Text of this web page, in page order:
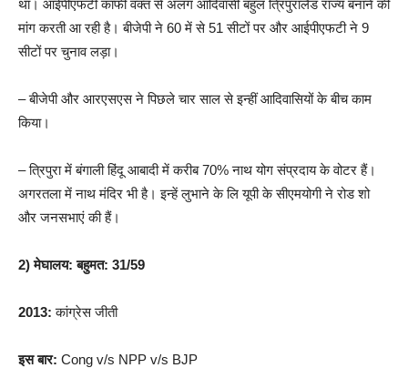
था। आईपीएफटी काफी वक्त से अलग आदिवासी बहुल त्रिपुरालैंड राज्य बनाने की
मांग करती आ रही है। बीजेपी ने 60 में से 51 सीटों पर और आईपीएफटी ने 9
सीटों पर चुनाव लड़ा।
– बीजेपी और आरएसएस ने पिछले चार साल से इन्हीं आदिवासियों के बीच काम
किया।
– त्रिपुरा में बंगाली हिंदू आबादी में करीब 70% नाथ योग संप्रदाय के वोटर हैं।
अगरतला में नाथ मंदिर भी है। इन्हें लुभाने के लि यूपी के सीएमयोगी ने रोड शो
और जनसभाएं की हैं।
2) मेघालय: बहुमत: 31/59
2013: कांग्रेस जीती
इस बार: Cong v/s NPP v/s BJP